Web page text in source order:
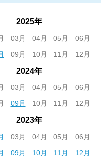
2025年
03月 04月 05月
06月
09月 10月 11月 12月
2024年
03月 04月 05月
06月
09月 10月 11月 12月
2023年
03月 04月 05月
06月
09月 10月 11月 12月